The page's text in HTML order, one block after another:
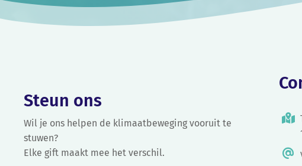
Steun ons
Wil je ons helpen de klimaatbeweging vooruit te
stuwen?
Elke gift maakt mee het verschil.